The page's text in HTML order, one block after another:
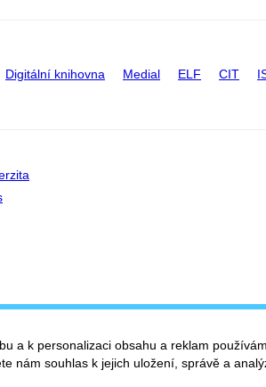
Digitální knihovna Medial ELF CIT
a k personalizaci obsahu a reklam
nám souhlas k jejich uložení, správě a